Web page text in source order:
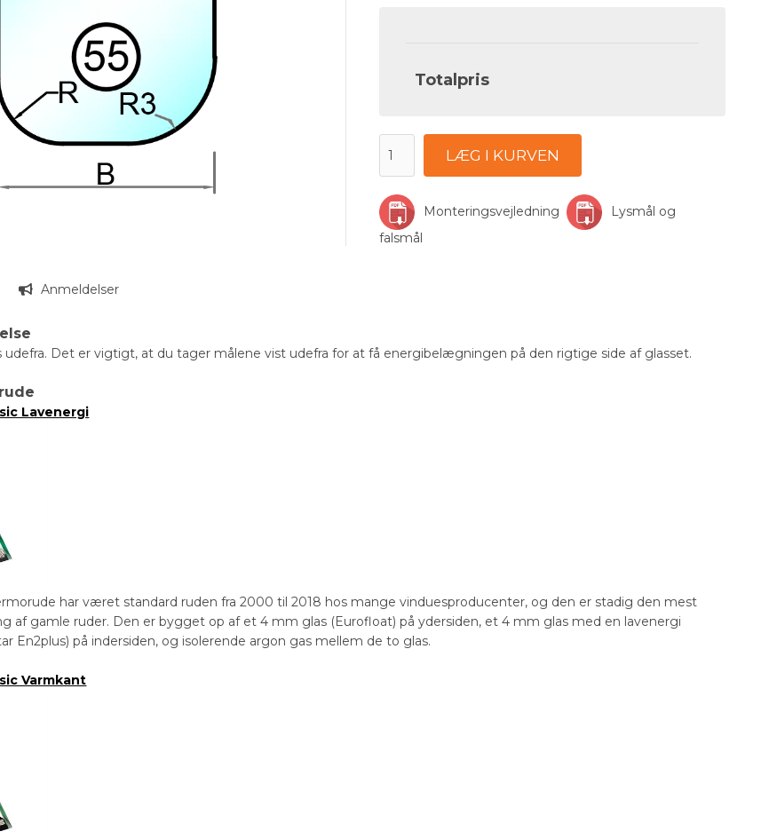
Totalpris
LÆG I KURVEN
Monteringsvejledning
Lysmål og
falsmål
Anmeldelser
udefra. Det er vigtigt, at du tager målene vist udefra for at få energibelægningen på den rigtige side af glasset.
Lavenergi
har været standard ruden fra 2000 til 2018 hos mange vinduesproducenter, og den er stadig den mest
af gamle ruder. Den er bygget op af et 4 mm glas (Eurofloat) på ydersiden, et 4 mm glas med en lavenergi
En2plus) på indersiden, og isolerende argon gas mellem de to glas.
Varmkant